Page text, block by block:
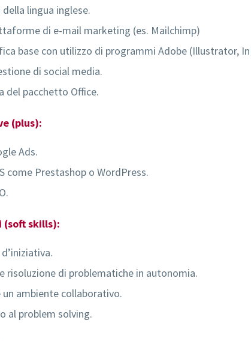
lingua inglese.
di e-mail marketing (es. Mailchimp)
base con utilizzo di programmi Adobe (Illustrator,
di social media.
del pacchetto Office.
(plus):
Ads.
come Prestashop o WordPress.
(soft skills):
risoluzione di problematiche in autonomia.
ambiente collaborativo.
al problem solving.